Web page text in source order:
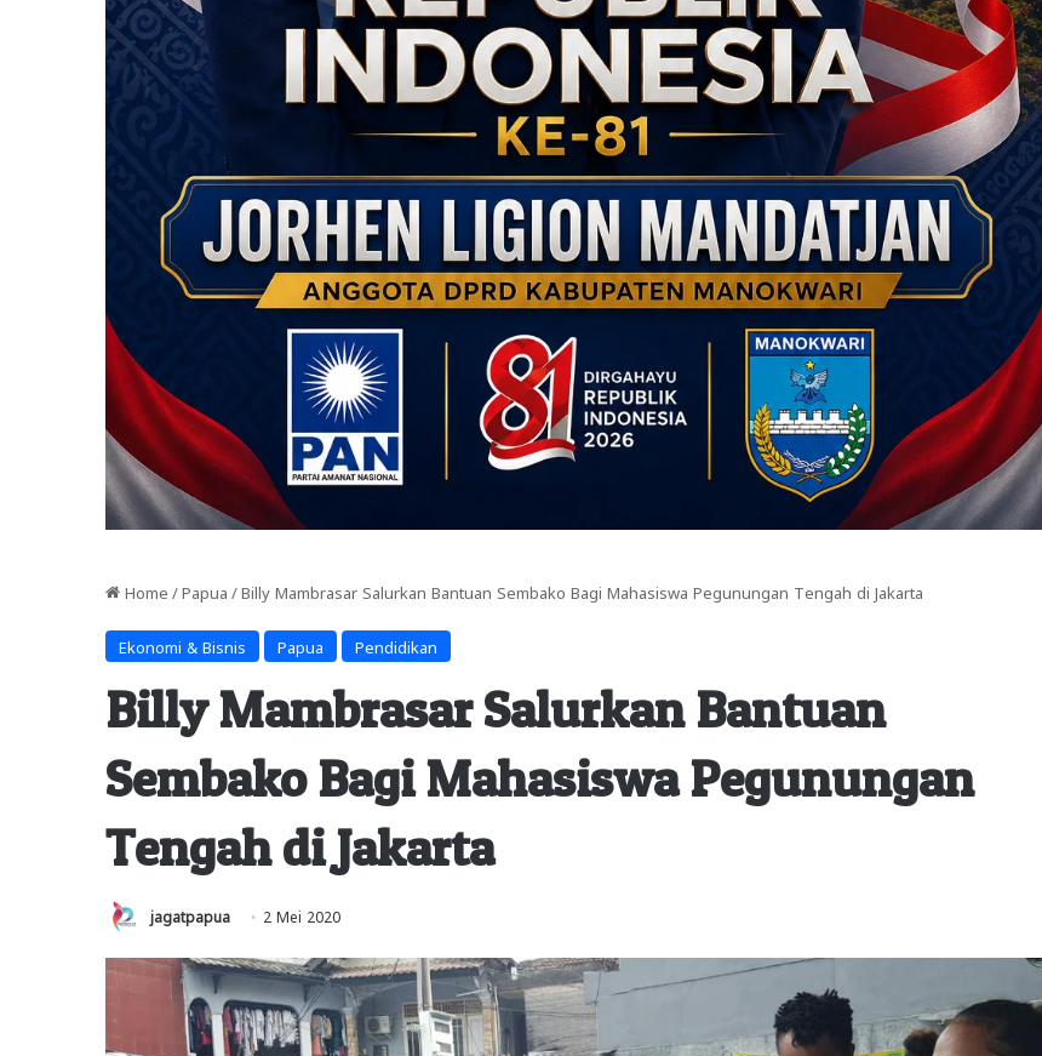
Home / Papua / Billy Mambrasar Salurkan Bantuan Sembako Bagi Mahasiswa Pegunungan Tengah di Jakarta
Ekonomi & Bisnis Papua Pendidikan
Billy Mambrasar Salurkan Bantuan
Sembako Bagi Mahasiswa Pegunungan
Tengah di Jakarta
jagatpapua 2 Mei 2020